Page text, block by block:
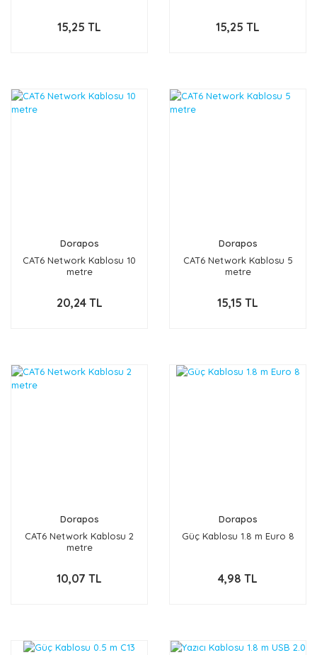
15,25 TL 15,25 TL
Dorapos
CAT6 Network Kablosu 10
metre
20,24 TL
Dorapos
CAT6 Network Kablosu 5
metre
15,15 TL
Dorapos
CAT6 Network Kablosu 2
metre
10,07 TL
Dorapos
Güç Kablosu 1.8 m Euro 8
4,98 TL